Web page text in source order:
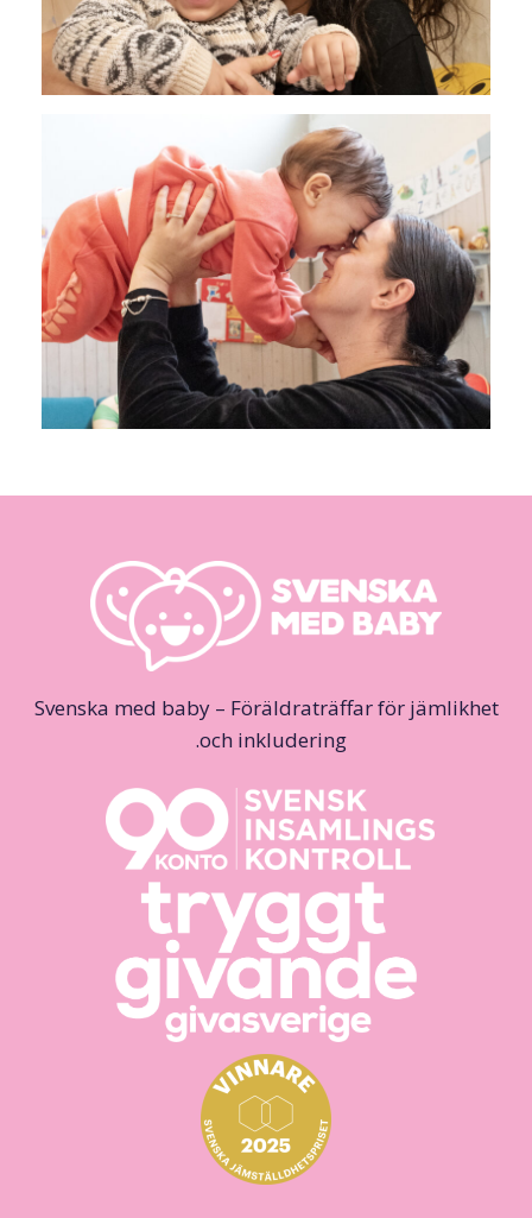
Svenska med baby – Föräldraträffar för jämlikhet
och inkludering.